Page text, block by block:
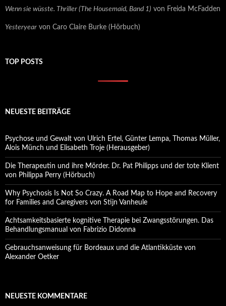
Wenn sie wüsste. Thriller (The Housemaid, Band 1) von Freida McFadden
Yesteryear von Caro Claire Burke (Hörbuch)
TOP POSTS
NEUESTE BEITRÄGE
Psychose und Gewalt von Ulrich Ertel, Günter Lempa, Thomas Müller,
Alois Münch und Elisabeth Troje (Herausgeber)
Die Therapeutin und ihre Mörder. Dr. Pat Philipps und der tote Klient
von Philippa Perry (Hörbuch)
Why Psychosis Is Not So Crazy. A Road Map to Hope and Recovery
for Families and Caregivers von Stijn Vanheule
Achtsamkeitsbasierte kognitive Therapie bei Zwangsstörungen. Das
Behandlungsmanual von Fabrizio Didonna
Gebrauchsanweisung für Bordeaux und die Atlantikküste von
Alexander Oetker
NEUESTE KOMMENTARE